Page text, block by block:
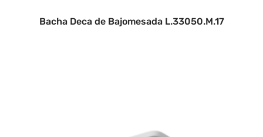
Bacha Deca de Bajomesada L.33050.M.17